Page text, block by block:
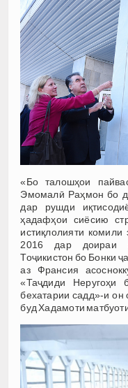
«Бо талошҳои
Эмомалӣ Раҳмон бо
дар рушди
ҳадафҳои сиёсию
истиқлолияти комили
2016 дар доираи
Тоҷикистон бо Бонки
аз Франсия
«Таҷдиди Неругоҳи
бехатарии садд»-и
буд Хадамоти